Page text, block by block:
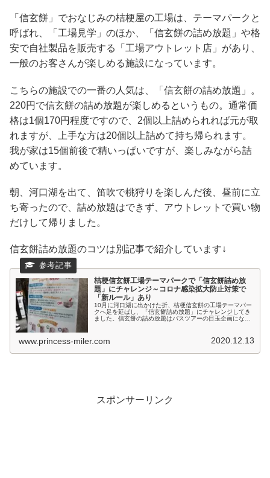
「信玄餅」でおなじみの桔梗屋の工場は、テーマパークと
呼ばれ、「工場見学」のほか、「信玄餅の詰め放題」や格
安で自社製品を販売する「工場アウトレット店」があり、
一般のお客さんが楽しめる施設になっています。
こちらの施設での一番の人気は、「信玄餅の詰め放題」。
220円で信玄餅の詰め放題が楽しめるというもの。通常価
格は1個170円程度ですので、2個以上詰められれば元が取
れますが、上手な方は20個以上詰めて持ち帰られます。
我が家は15個前後で精いっぱいですが、楽しみながら詰
めています。
朝、河口湖を出て、笛吹で桃狩りを楽しんだ後、昼前に立
ち寄ったので、詰め放題はできず、アウトレットで買い物
だけして帰りました。
信玄餅詰め放題のコツは別記事で紹介しています↓
桔梗信玄餅工場テーマパークで「信玄餅詰め放
題」にチャレンジ～コロナ感染拡大防止対策で
「新ルール」あり
10月に河口湖に出かけた折、桔梗信玄餅の工場テーマパー
クへ足を延ばし、「信玄餅詰め放題」にチャレンジしてき
ました。信玄餅の詰め放題はバスツアーの目玉企画になる
www.princess-miler.com 2020.12.13
スポンサーリンク